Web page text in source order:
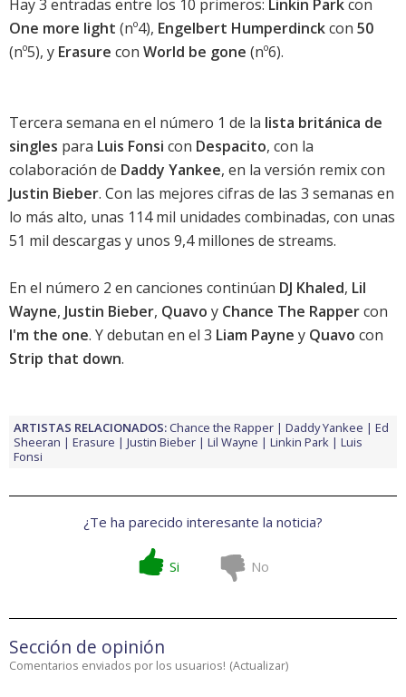
Hay 3 entradas entre los 10 primeros: Linkin Parkcon
One more light (nº4), Engelbert Humperdinckcon 50
(nº5), y Erasure con World be gone (nº6).
Tercera semana en el número 1 de la lista británica de
singles para Luis Fonsi con Despacito, con la
colaboración de Daddy Yankee, en la versión remix con
Justin Bieber. Con las mejores cifras de las 3 semanas en
lo más alto, unas 114 mil unidades combinadas, con unas
51 mil descargas y unos 9,4 millones de streams.
En el número 2 en canciones continúan DJ Khaled, Lil
Wayne, Justin Bieber, Quavo y Chance The Rappercon
I'm the one. Y debutan en el 3 Liam Payne y Quavo con
Strip that down.
ARTISTAS RELACIONADOS:Chance the Rapper Daddy Yankee
Ed
Sheeran
Erasure Justin Bieber Lil Wayne Linkin Park
Luis
Fonsi
¿Te ha parecido interesante la noticia?
Si No
Sección de opinión
Comentarios enviados por los usuarios! (Actualizar)